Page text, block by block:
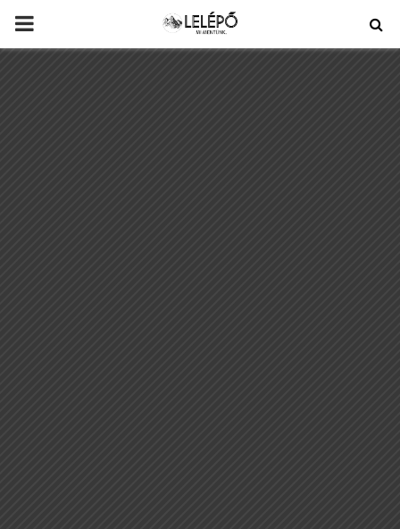
PRIMARY